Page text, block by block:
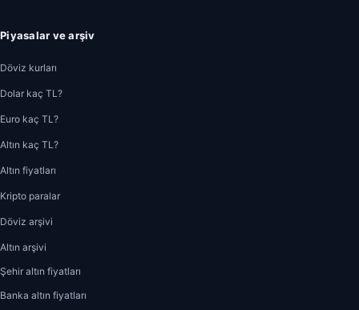
Piyasalar ve arşiv
Döviz kurları
Dolar kaç TL?
Euro kaç TL?
Altın kaç TL?
Altın fiyatları
Kripto paralar
Döviz arşivi
Altın arşivi
Şehir altın fiyatları
Banka altın fiyatları